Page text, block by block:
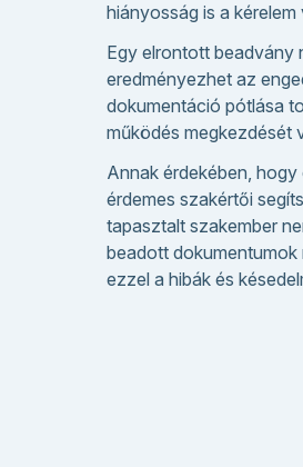
hiányosság is a
Egy elrontott beadvány
eredményezhet az
dokumentáció pótlása
működés megkezdését
Annak érdekében,
érdemes szakértői
tapasztalt szakember
beadott dokumentumok
ezzel a hibák és